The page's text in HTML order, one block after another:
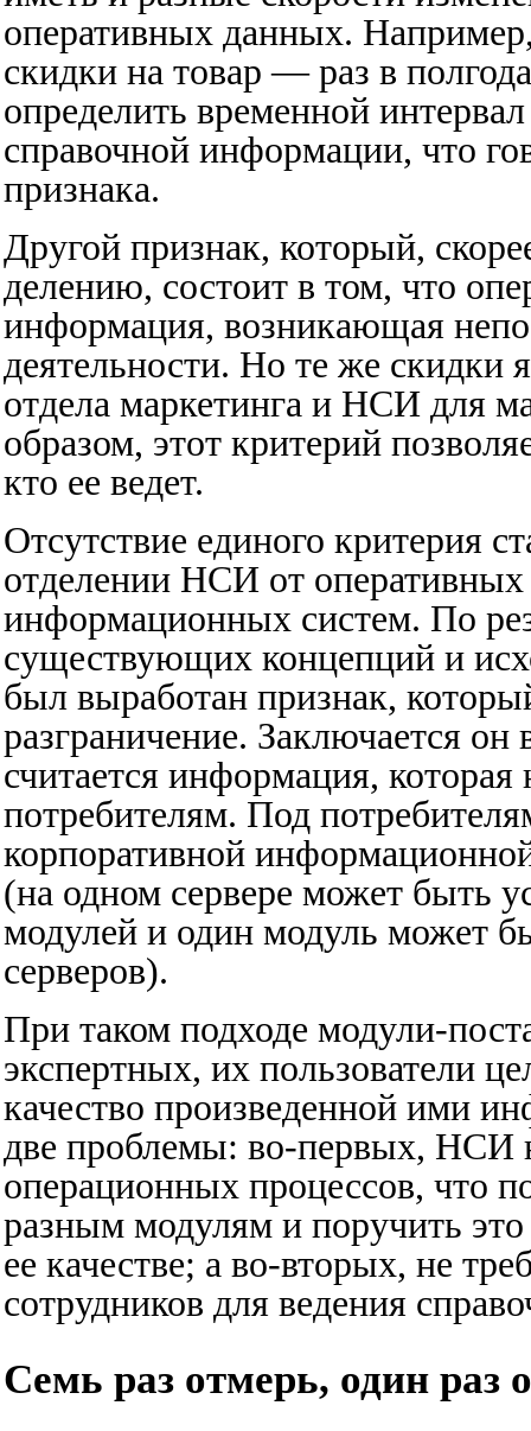
оперативных данных.
скидки на товар — раз в
определить временной
справочной информации, что
признака.
Другой признак, который,
делению, состоит в том, что
информация, возникающая
деятельности. Но те же
отдела маркетинга и НСИ для
образом, этот критерий
кто ее ведет.
Отсутствие единого критерия
отделении НСИ от
информационных систем. По
существующих концепций и
был выработан признак,
разграничение. Заключается
считается информация,
потребителям. Под
корпоративной
(на одном сервере может быть
модулей и один модуль может
серверов).
При таком подходе модули-
экспертных, их пользователи
качество произведенной ими
две проблемы: во-первых, НСИ
операционных процессов, что
разным модулям и поручить
ее качестве; а во-вторых, не
сотрудников для ведения
Семь раз отмерь, один раз